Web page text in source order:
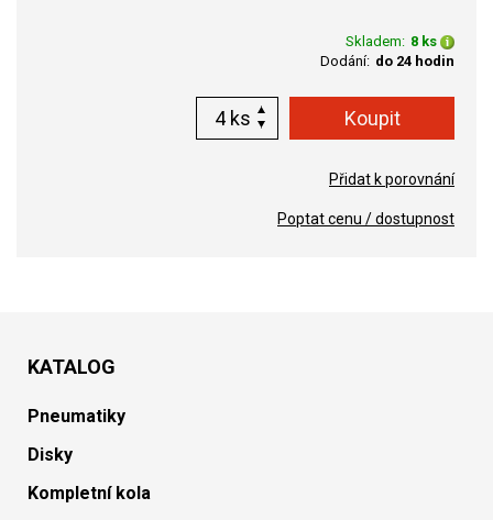
Skladem: 8 ks
Dodání: do 24 hodin
ks
Přidat k porovnání
Poptat cenu / dostupnost
KATALOG
Pneumatiky
Disky
Kompletní kola